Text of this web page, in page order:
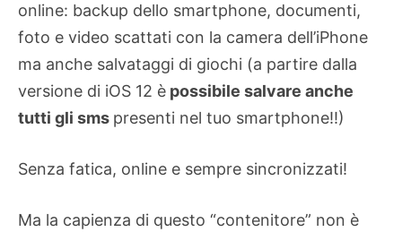
online: backup dello smartphone, documenti,
foto e video scattati con la camera dell’iPhone
ma anche salvataggi di giochi (a partire dalla
versione di iOS 12 è possibile salvare anche
tutti gli sms presenti nel tuo smartphone!!)
Senza fatica, online e sempre sincronizzati!
Ma la capienza di questo “contenitore” non è